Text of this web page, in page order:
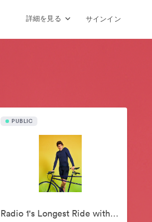
詳細を見る サインイン
PUBLIC
Radio 1's Longest Ride with Greg James